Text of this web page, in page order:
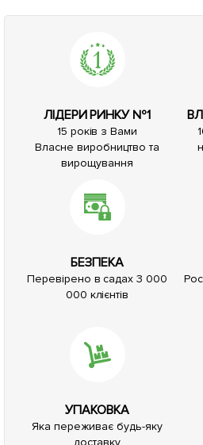
ЛІДЕРИ РИНКУ №1
15 років з Вами
Власне виробництво та
вирощування
БЕЗПЕКА
Перевірено в садах 3 000
000 клієнтів
УПАКОВКА
Яка переживає будь-яку